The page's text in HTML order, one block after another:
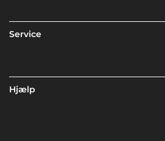
Service
Hjælp